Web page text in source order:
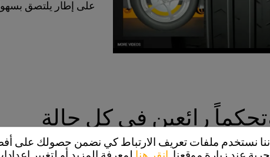
على إطار يلتصق
رائعين في كل حالة
إننا نستخدم ملفات تعريف الارتباط كي نضمن حصولك على